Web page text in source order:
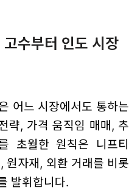
수부터 인도 시장
어느 시장에서도 통하는
략, 가격 움직임 매매, 추
초월한 원칙은 니프티
자재, 외환 거래를 비롯
발휘합니다.